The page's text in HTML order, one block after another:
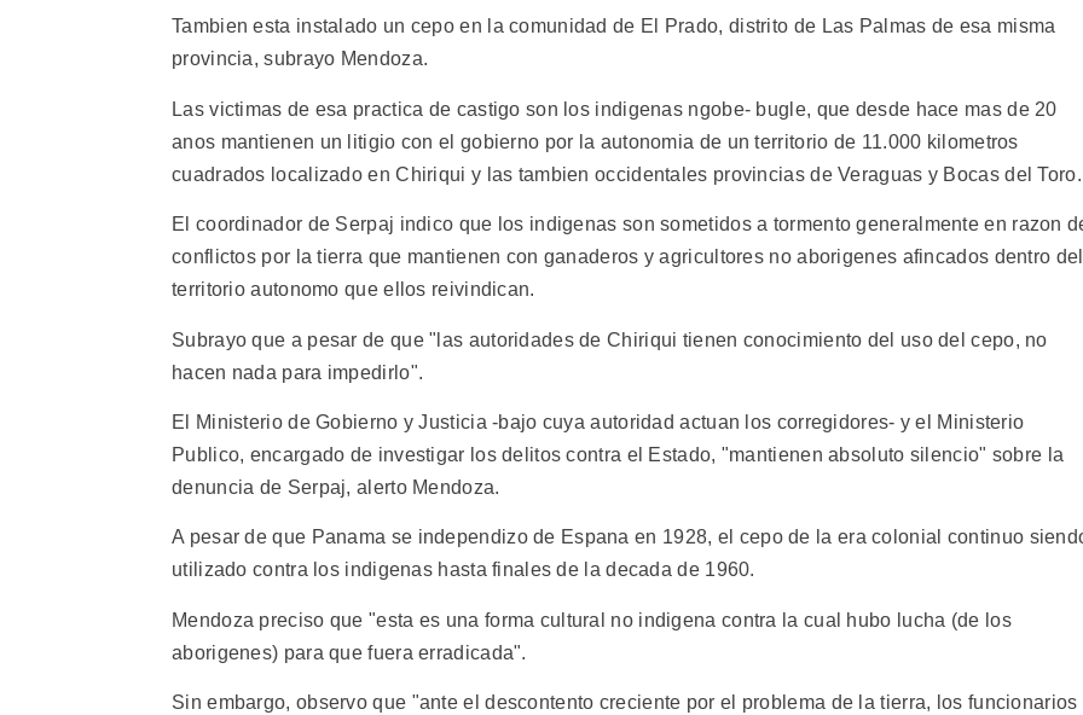
Tambien esta instalado un cepo en la comunidad de El Prado, distrito de Las Palmas de esa misma
provincia, subrayo Mendoza.
Las victimas de esa practica de castigo son los indigenas ngobe- bugle, que desde hace mas de 20
anos mantienen un litigio con el gobierno por la autonomia de un territorio de 11.000 kilometros
cuadrados localizado en Chiriqui y las tambien occidentales provincias de Veraguas y Bocas del Toro.
El coordinador de Serpaj indico que los indigenas son sometidos a tormento generalmente en razon
conflictos por la tierra que mantienen con ganaderos y agricultores no aborigenes afincados dentro del
territorio autonomo que ellos reivindican.
Subrayo que a pesar de que "las autoridades de Chiriqui tienen conocimiento del uso del cepo, no
hacen nada para impedirlo".
El Ministerio de Gobierno y Justicia -bajo cuya autoridad actuan los corregidores- y el Ministerio
Publico, encargado de investigar los delitos contra el Estado, "mantienen absoluto silencio" sobre la
denuncia de Serpaj, alerto Mendoza.
A pesar de que Panama se independizo de Espana en 1928, el cepo de la era colonial continuo
utilizado contra los indigenas hasta finales de la decada de 1960.
Mendoza preciso que "esta es una forma cultural no indigena contra la cual hubo lucha (de los
aborigenes) para que fuera erradicada".
Sin embargo, observo que "ante el descontento creciente por el problema de la tierra, los funcionarios